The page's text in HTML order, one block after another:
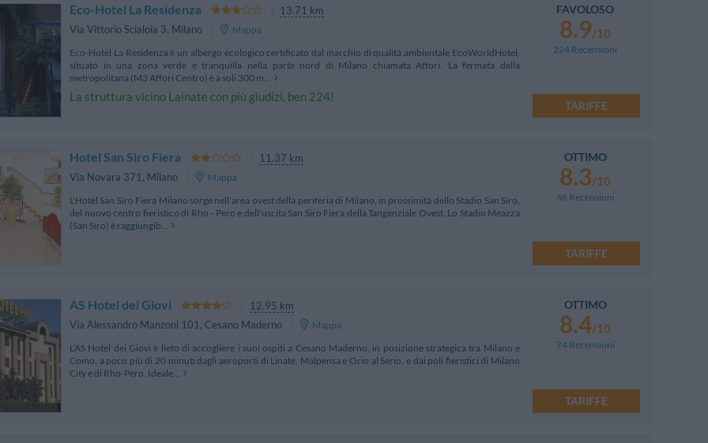
Eco-Hotel La Residenza
13.71 km
Via Vittorio Scialoia 3, Milano
Mappa
Eco-Hotel La Residenza è un albergo ecologico certificato dal marchio di qualità ambientale EcoWorldHotel,
situato in una zona verde e tranquilla nella parte nord di Milano chiamata Affori. La fermata della
metropolitana (M3 Affori Centro) è a soli 300 m...
La struttura vicino Lainate con più giudizi, ben 224!
FAVOLOSO
8.9/10
224 Recensioni
TARIFFE
Hotel San Siro Fiera
11.37 km
Via Novara 371, Milano
Mappa
L'Hotel San Siro Fiera Milano sorge nell'area ovest della periferia di Milano, in prossimità dello Stadio San Siro,
del nuovo centro fieristico di Rho - Pero e dell'uscita San Siro Fiera della Tangenziale Ovest. Lo Stadio Meazza
(San Siro) è raggiungib...
OTTIMO
8.3/10
46 Recensioni
TARIFFE
AS Hotel dei Giovi
12.95 km
Via Alessandro Manzoni 101, Cesano Maderno
Mappa
L’AS Hotel dei Giovi è lieto di accogliere i suoi ospiti a Cesano Maderno, in posizione strategica tra Milano e
Como, a poco più di 20 minuti dagli aeroporti di Linate, Malpensa e Orio al Serio, e dai poli fieristici di Milano
City e di Rho-Pero. Ideale...
OTTIMO
8.4/10
74 Recensioni
TARIFFE